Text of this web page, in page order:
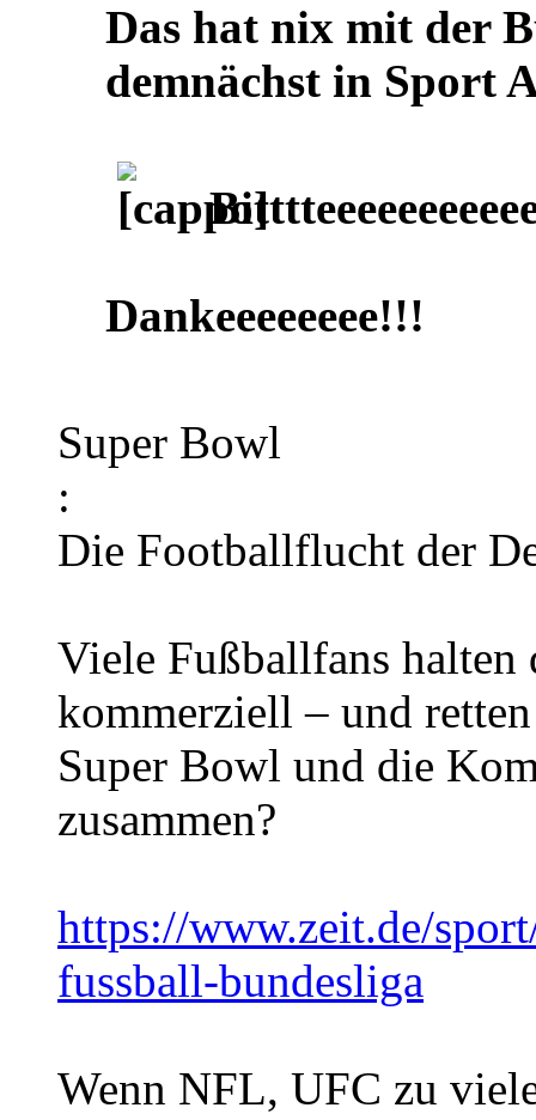
Das hat nix mit der
demnächst in Sport
Dankeeeeeeee!!!
Super Bowl
:
Die Footballflucht der
Viele Fußballfans
kommerziell – und
Super Bowl und die
zusammen?
https://www.zeit.de/
fussball-bundesliga
Wenn NFL, UFC zu